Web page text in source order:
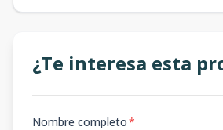
¿Te interesa esta
Nombre completo*